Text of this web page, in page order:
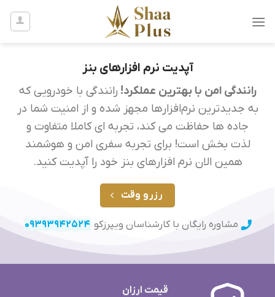
آپدیت نرم افزارهای بنز
رانندگی امن با بهترین عملکرد! رانندگی با خودرویی که
به جدیدترین نرم‌افزارها مجهز شده و از امنیت شما در
جاده ها حفاظت می کند، تجربه‌ ای کاملا متفاوت و
لذت‌ بخش است! برای تجربه سفری امن و هوشمند
همین الان نرم افزارهای بنز خود را آپدیت کنید.
رزرو وقت
مشاوره رایگان با کارشناسان ویپرزکو 09393942524
قیمت ارزان